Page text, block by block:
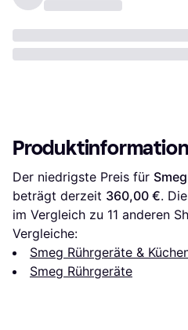
Der niedrigste Preis für
beträgt derzeit 360,00 €.
im Vergleich zu 11 anderen
Vergleiche:
Smeg Rührgeräte &
Smeg Rührgeräte